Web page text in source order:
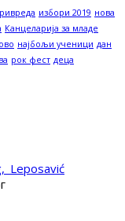
избори 2019 нова
Канцеларија за младе
најбољи ученици дан
рок фест деца